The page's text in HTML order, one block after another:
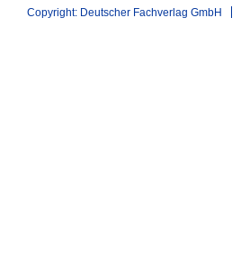
Copyright: Deutscher Fachverlag GmbH